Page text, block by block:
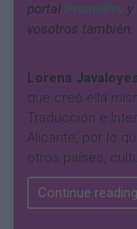
portal ProntoPro
vosotros también.
Lorena Javaloyes
que creó ella
Traducción e
Alicante, por lo
otros países,
Continue reading